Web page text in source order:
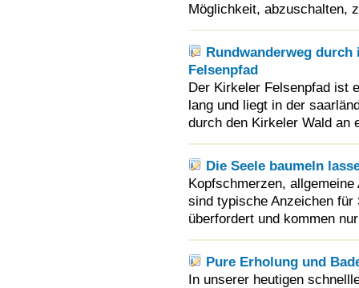
Möglichkeit, abzuschalten,
Rundwanderweg
Felsenpfad
Der Kirkeler Felsenpfad ist
lang und liegt in der
durch den Kirkeler Wald
Die Seele baumeln
Kopfschmerzen,
sind typische Anzeichen
überfordert und kommen
Pure Erholung und
In unserer heutigen